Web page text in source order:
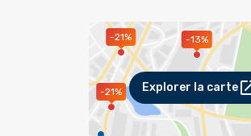
-21%
-21% -13%
Explorer la carte